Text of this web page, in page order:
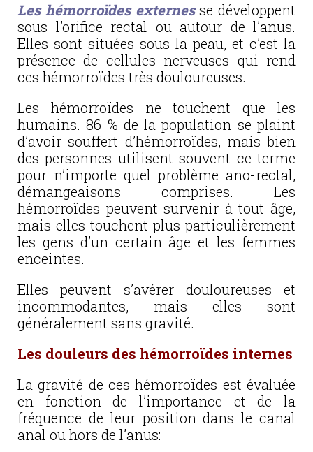
Les hémorroïdes externes se développent
sous l’orifice rectal ou autour de l’anus.
Elles sont situées sous la peau, et c’est la
présence de cellules nerveuses qui rend
ces hémorroïdes très douloureuses.
Les hémorroïdes ne touchent que les
humains. 86 % de la population se plaint
d’avoir souffert d’hémorroïdes, mais bien
des personnes utilisent souvent ce terme
pour n’importe quel problème ano-rectal,
démangeaisons comprises. Les
hémorroïdes peuvent survenir à tout âge,
mais elles touchent plus particulièrement
les gens d’un certain âge et les femmes
enceintes.
Elles peuvent s’avérer douloureuses et
incommodantes, mais elles sont
généralement sans gravité.
Les douleurs des hémorroïdes internes
La gravité de ces hémorroïdes est évaluée
en fonction de l’importance et de la
fréquence de leur position dans le canal
anal ou hors de l’anus: